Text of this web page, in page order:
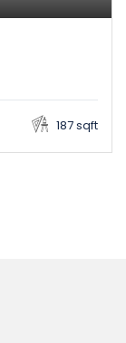
187 sqft